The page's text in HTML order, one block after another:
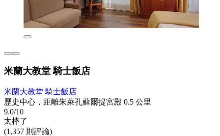
米蘭大教堂 騎士飯店
米蘭大教堂 騎士飯店
歷史中心，距離朱萊孔蘇爾提宮殿 0.5 公里
9.0/10
太棒了
(1,357 則評論)